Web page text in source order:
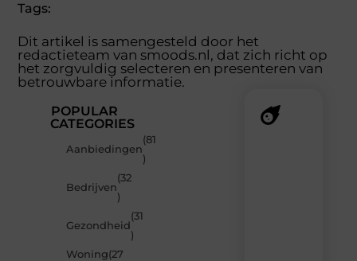
Tags:
Dit artikel is samengesteld door het
redactieteam van smoods.nl, dat zich richt op
het zorgvuldig selecteren en presenteren van
betrouwbare informatie.
POPULAR
CATEGORIES
Aanbiedingen
(81
)
Bedrijven
(32
)
Gezondheid
(31
)
Woning(27